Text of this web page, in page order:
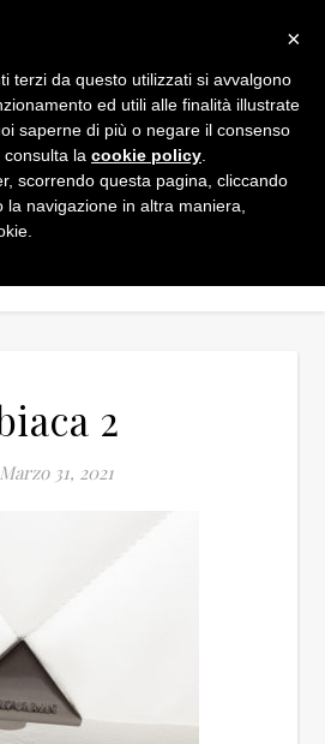
2
Marzo 31, 2021
×
terzi da questo utilizzati si avvalgono
ed utili alle finalità illustrate
saperne di più o negare il consenso
la cookie policy
scorrendo questa pagina, cliccando
navigazione in altra maniera,